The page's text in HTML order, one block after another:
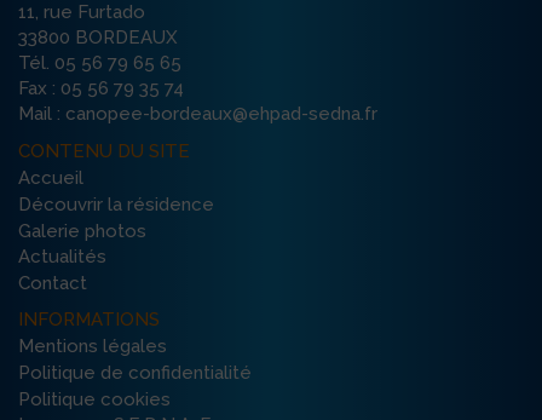
11, rue Furtado
33800 BORDEAUX
Tél. 05 56 79 65 65
Fax : 05 56 79 35 74
Mail : canopee-bordeaux@ehpad-sedna.fr
CONTENU DU SITE
Accueil
Découvrir la résidence
Galerie photos
Actualités
Contact
INFORMATIONS
Mentions légales
Politique de confidentialité
Politique cookies